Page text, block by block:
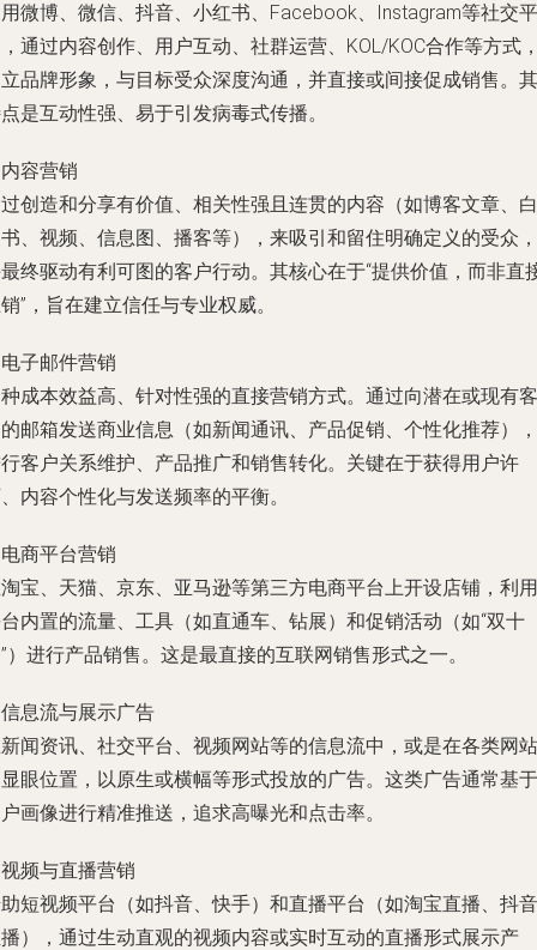
微博、微信、抖音、小红书、Facebook、Instagram等社交平
通过内容创作、用户互动、社群运营、KOL/KOC合作等方式
品牌形象，与目标受众深度沟通，并直接或间接促成销售。其
是互动性强、易于引发病毒式传播。
内容营销
创造和分享有价值、相关性强且连贯的内容（如博客文章、白
、视频、信息图、播客等），来吸引和留住明确定义的受众，
终驱动有利可图的客户行动。其核心在于“提供价值，而非直
”，旨在建立信任与专业权威。
电子邮件营销
成本效益高、针对性强的直接营销方式。通过向潜在或现有客
邮箱发送商业信息（如新闻通讯、产品促销、个性化推荐），
客户关系维护、产品推广和销售转化。关键在于获得用户许
内容个性化与发送频率的平衡。
电商平台营销
宝、天猫、京东、亚马逊等第三方电商平台上开设店铺，利用
内置的流量、工具（如直通车、钻展）和促销活动（如“双十
）进行产品销售。这是最直接的互联网销售形式之一。
信息流与展示广告
闻资讯、社交平台、视频网站等的信息流中，或是在各类网站
眼位置，以原生或横幅等形式投放的广告。这类广告通常基于
画像进行精准推送，追求高曝光和点击率。
视频与直播营销
短视频平台（如抖音、快手）和直播平台（如淘宝直播、抖音
），通过生动直观的视频内容或实时互动的直播形式展示产